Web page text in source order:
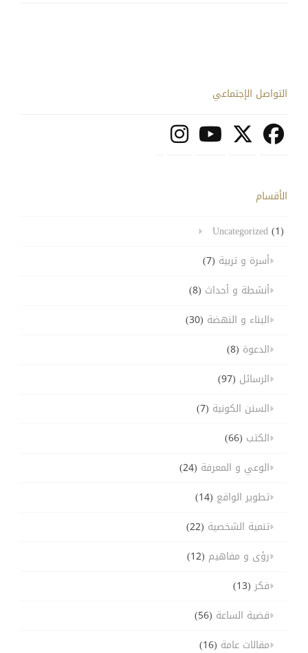
التواصل الإجتماعي
الأقسام
Uncategorized(1)
أسرة و تربية (7)
أنشطة و أحداث (8)
البناء و النهضة (30)
الدعوة (8)
الرسائل (97)
السنن الكونية (7)
الكتب (66)
الوعي و المعرفة (24)
تطوير الواقع (14)
تنمية الشخصية (22)
رؤى و مفاهيم (12)
فكر(13)
قضية الساعة (56)
مقالات عامة (16)